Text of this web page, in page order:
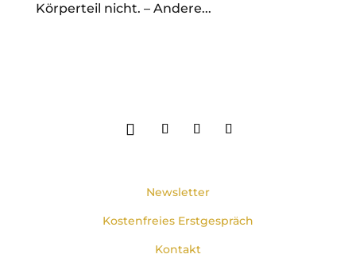
Körperteil nicht. – Andere...
Newsletter
Kostenfreies Erstgespräch
Kontakt